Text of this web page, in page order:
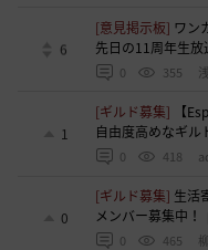
6
[意見掲示板] ワン
先日の11周年生
0 355
1
[ギルド募集]
【
自由度高めなギル
0 418
0
[ギルド募集] 生活
メンバー募集中！
0 465